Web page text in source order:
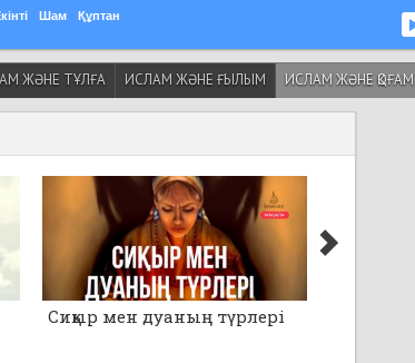
Шам Құптан
ЖӘНЕ ТҰЛҒА ИСЛАМ ЖӘНЕ ҒЫЛЫМ ИСЛАМ ЖӘНЕ ҚОҒАМ
Сиқыр мен дуаның түрлері